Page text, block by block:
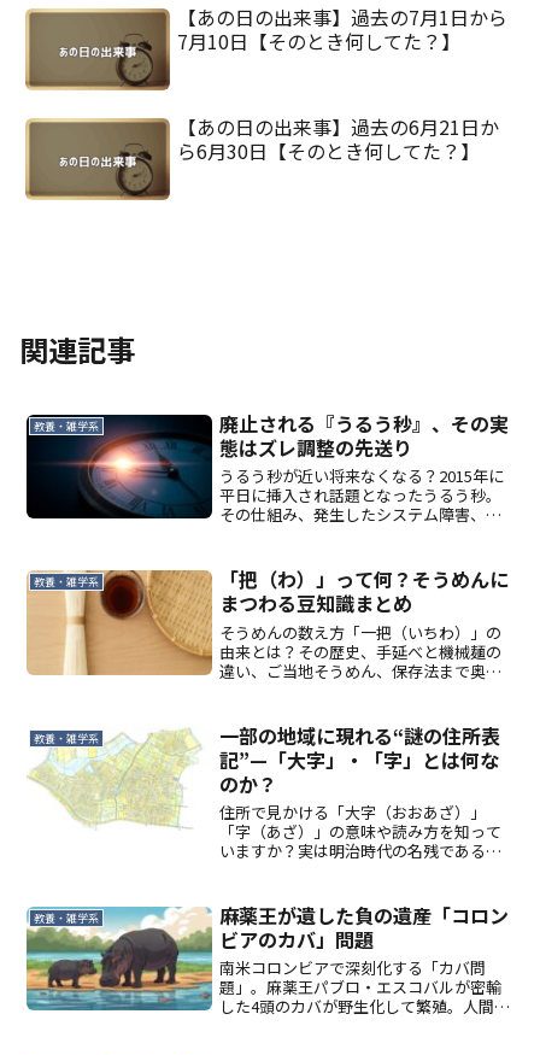
【あの日の出来事】過去の7月1日から
7月10日【そのとき何してた？】
【あの日の出来事】過去の6月21日か
ら6月30日【そのとき何してた？】
関連記事
教養・雑学系
廃止される『うるう秒』、その実
態はズレ調整の先送り
うるう秒が近い将来なくなる？2015年に
平日に挿入され話題となったうるう秒。
その仕組み、発生したシステム障害、将
教養・雑学系
「把（わ）」って何？そうめんに
まつわる豆知識まとめ
そうめんの数え方「一把（いちわ）」の
由来とは？その歴史、手延べと機械麺の
違い、ご当地そうめん、保存法まで奥深
教養・雑学系
一部の地域に現れる“謎の住所表
記”—「大字」・「字」とは何な
のか？
住所で見かける「大字（おおあざ）」
「字（あざ）」の意味や読み方を知って
いますか？実は明治時代の名残であるこ
ったりするのか、わかりやすく解説しま
す。
教養・雑学系
麻薬王が遺した負の遺産「コロン
ビアのカバ」問題
南米コロンビアで深刻化する「カバ問
題」。麻薬王パブロ・エスコバルが密輸
した4頭のカバが野生化して繁殖。人間の